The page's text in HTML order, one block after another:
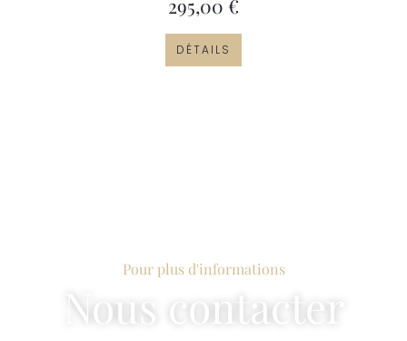
295,00 €
DÉTAILS
Pour plus d'informations
Nous contacter